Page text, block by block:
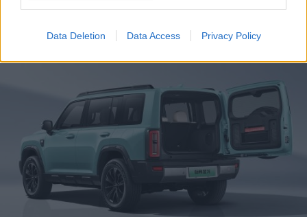
Data Deletion Data Access Privacy Policy
εταιρείας προς τον εξηλεκτρισμό.